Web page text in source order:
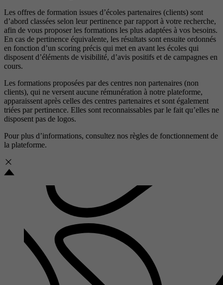
Les offres de formation issues d’écoles partenaires (clients) sont
d’abord classées selon leur pertinence par rapport à votre recherche,
afin de vous proposer les formations les plus adaptées à vos besoins.
En cas de pertinence équivalente, les résultats sont ensuite ordonnés
en fonction d’un scoring précis qui met en avant les écoles qui
disposent d’éléments de visibilité, d’avis positifs et de campagnes en
cours.
Les formations proposées par des centres non partenaires (non
clients), qui ne versent aucune rémunération à notre plateforme,
apparaissent après celles des centres partenaires et sont également
triées par pertinence. Elles sont reconnaissables par le fait qu’elles ne
disposent pas de logos.
Pour plus d’informations, consultez nos règles de fonctionnement de
la plateforme.